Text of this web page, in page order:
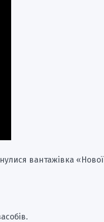
вантажівка «Нової